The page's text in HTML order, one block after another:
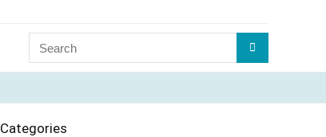
Categories